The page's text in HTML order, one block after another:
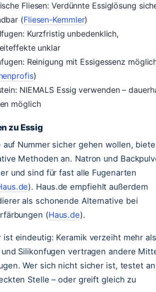
Fliesen: Verdünnte Essiglösung
(Fliesen-Kemmler)
Kurzfristig unbedenklich,
unklar
Reinigung mit Essigessenz
)
NIEMALS Essig verwenden –
möglich
zu Essig
auf Nummer sicher gehen wollen,
Methoden an. Natron und
und sind für fast alle Fugenarten
). Haus.de empfiehlt außerdem
als schonende Alternative bei
(Haus.de).
ist eindeutig: Keramik verzeiht mehr als
Silikonfugen vertragen andere
Wer sich nicht sicher ist, testet an
Stelle – oder greift gleich zu